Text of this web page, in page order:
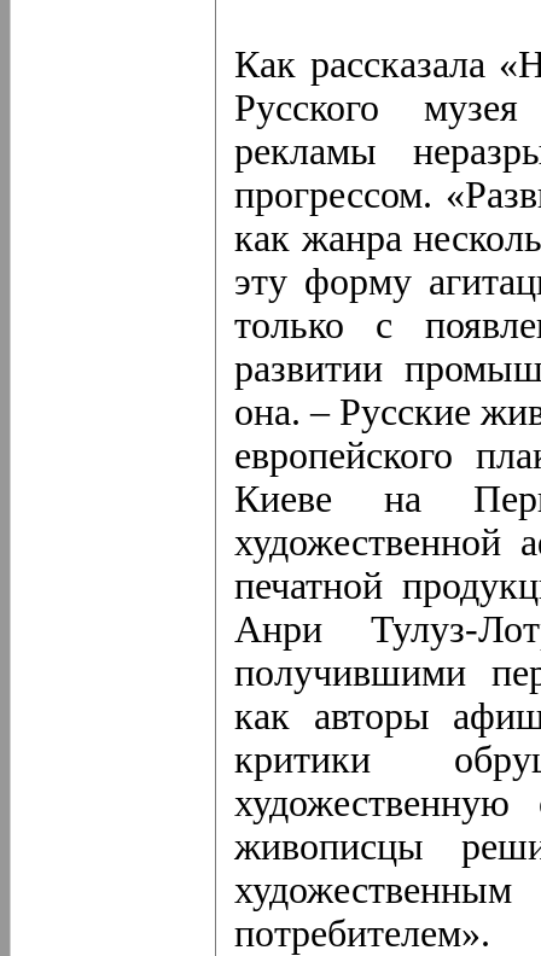
Как рассказала
Русского
рекламы
прогрессом.
как жанра
эту форму
только с
развитии
она. – Русские
европейского
Киеве на
художественной
печатной
Анри Тулуз-
получившими
как авторы
критики
художественную
живописцы
потребителем».